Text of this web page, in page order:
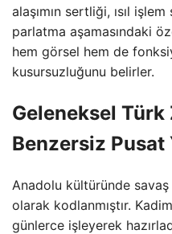
alaşımın sertliği, ısıl
parlatma aşamasındaki
hem görsel hem de
kusursuzluğunu belirler.
Geleneksel Türk
Benzersiz Pusat
Anadolu kültüründe
olarak kodlanmıştır.
günlerce işleyerek